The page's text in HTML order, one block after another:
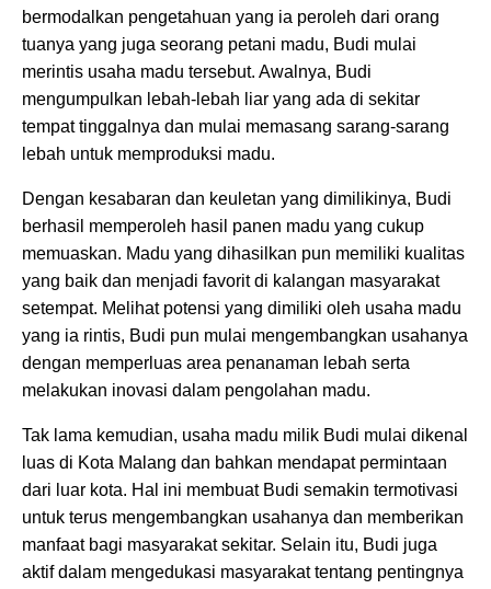
bermodalkan pengetahuan yang ia peroleh dari orang
tuanya yang juga seorang petani madu, Budi mulai
merintis usaha madu tersebut. Awalnya, Budi
mengumpulkan lebah-lebah liar yang ada di sekitar
tempat tinggalnya dan mulai memasang sarang-sarang
lebah untuk memproduksi madu.
Dengan kesabaran dan keuletan yang dimilikinya, Budi
berhasil memperoleh hasil panen madu yang cukup
memuaskan. Madu yang dihasilkan pun memiliki kualitas
yang baik dan menjadi favorit di kalangan masyarakat
setempat. Melihat potensi yang dimiliki oleh usaha madu
yang ia rintis, Budi pun mulai mengembangkan usahanya
dengan memperluas area penanaman lebah serta
melakukan inovasi dalam pengolahan madu.
Tak lama kemudian, usaha madu milik Budi mulai dikenal
luas di Kota Malang dan bahkan mendapat permintaan
dari luar kota. Hal ini membuat Budi semakin termotivasi
untuk terus mengembangkan usahanya dan memberikan
manfaat bagi masyarakat sekitar. Selain itu, Budi juga
aktif dalam mengedukasi masyarakat tentang pentingnya